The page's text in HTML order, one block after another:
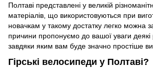
Полтаві представлені у великій
матеріалів, що використовуються при
новачкам у такому достатку легко можна
причини пропонуємо до вашої уваги деякі
завдяки яким вам буде значно простіше
Гірські велосипеди у Полтаві?